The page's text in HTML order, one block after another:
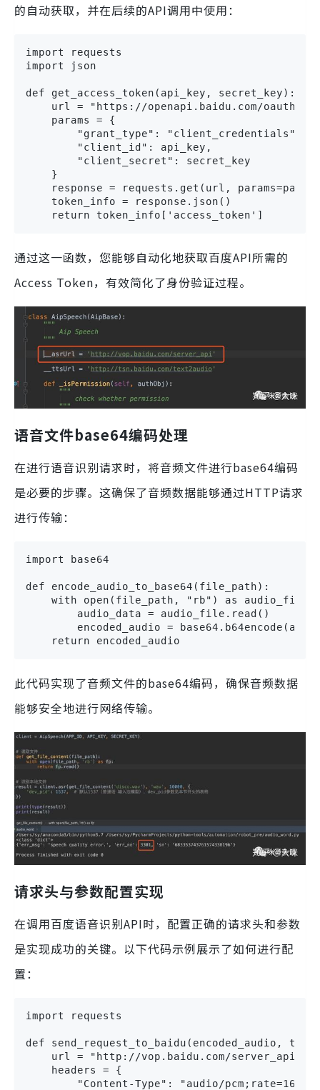
的自动获取，并在后续的API调用中使用：
import requests
import json
def get_access_token(api_key, secret_key):
url = "https://openapi.baidu.com/oauth/
    params = {
        "grant_type": "client_credentials",
        "client_id": api_key,
        "client_secret": secret_key
    }
response = requests.get(url,
    token_info = response.json()
    return token_info['access_token']
通过这一函数，您能够自动化地获取百度API所需的
Access Token，有效简化了身份验证过程。
语音文件base64编码处理
在进行语音识别请求时，将音频文件进行base64编码
是必要的步骤。这确保了音频数据能够通过HTTP请求
进行传输：
import base64
def encode_audio_to_base64(file_path):
    with open(file_path, "rb") as audio_file:
        audio_data = audio_file.read()
encoded_audio =
    return encoded_audio
此代码实现了音频文件的base64编码，确保音频数据
能够安全地进行网络传输。
请求头与参数配置实现
在调用百度语音识别API时，配置正确的请求头和参数
是实现成功的关键。以下代码示例展示了如何进行配
置：
import requests
def send_request_to_baidu(encoded_audio,
    url = "http://vop.baidu.com/server_api"
    headers = {
"Content-Type": "audio/